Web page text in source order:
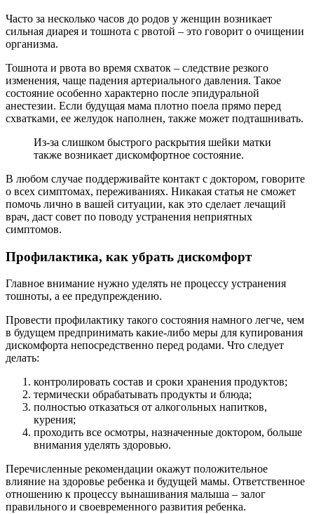
Часто за несколько часов до родов у женщин возникает
сильная диарея и тошнота с рвотой – это говорит о очищении
организма.
Тошнота и рвота во время схваток – следствие резкого
изменения, чаще падения артериального давления. Такое
состояние особенно характерно после эпидуральной
анестезии. Если будущая мама плотно поела прямо перед
схватками, ее желудок наполнен, также может подташнивать.
Из-за слишком быстрого раскрытия шейки матки
также возникает дискомфортное состояние.
В любом случае поддерживайте контакт с доктором, говорите
о всех симптомах, переживаниях. Никакая статья не сможет
помочь лично в вашей ситуации, как это сделает лечащий
врач, даст совет по поводу устранения неприятных
симптомов.
Профилактика, как убрать дискомфорт
Главное внимание нужно уделять не процессу устранения
тошноты, а ее предупреждению.
Провести профилактику такого состояния намного легче, чем
в будущем предпринимать какие-либо меры для купирования
дискомфорта непосредственно перед родами. Что следует
делать:
контролировать состав и сроки хранения продуктов;
термически обрабатывать продукты и блюда;
полностью отказаться от алкогольных напитков,
курения;
проходить все осмотры, назначенные доктором, больше
внимания уделять здоровью.
Перечисленные рекомендации окажут положительное
влияние на здоровье ребенка и будущей мамы. Ответственное
отношению к процессу вынашивания малыша – залог
правильного и своевременного развития ребенка.